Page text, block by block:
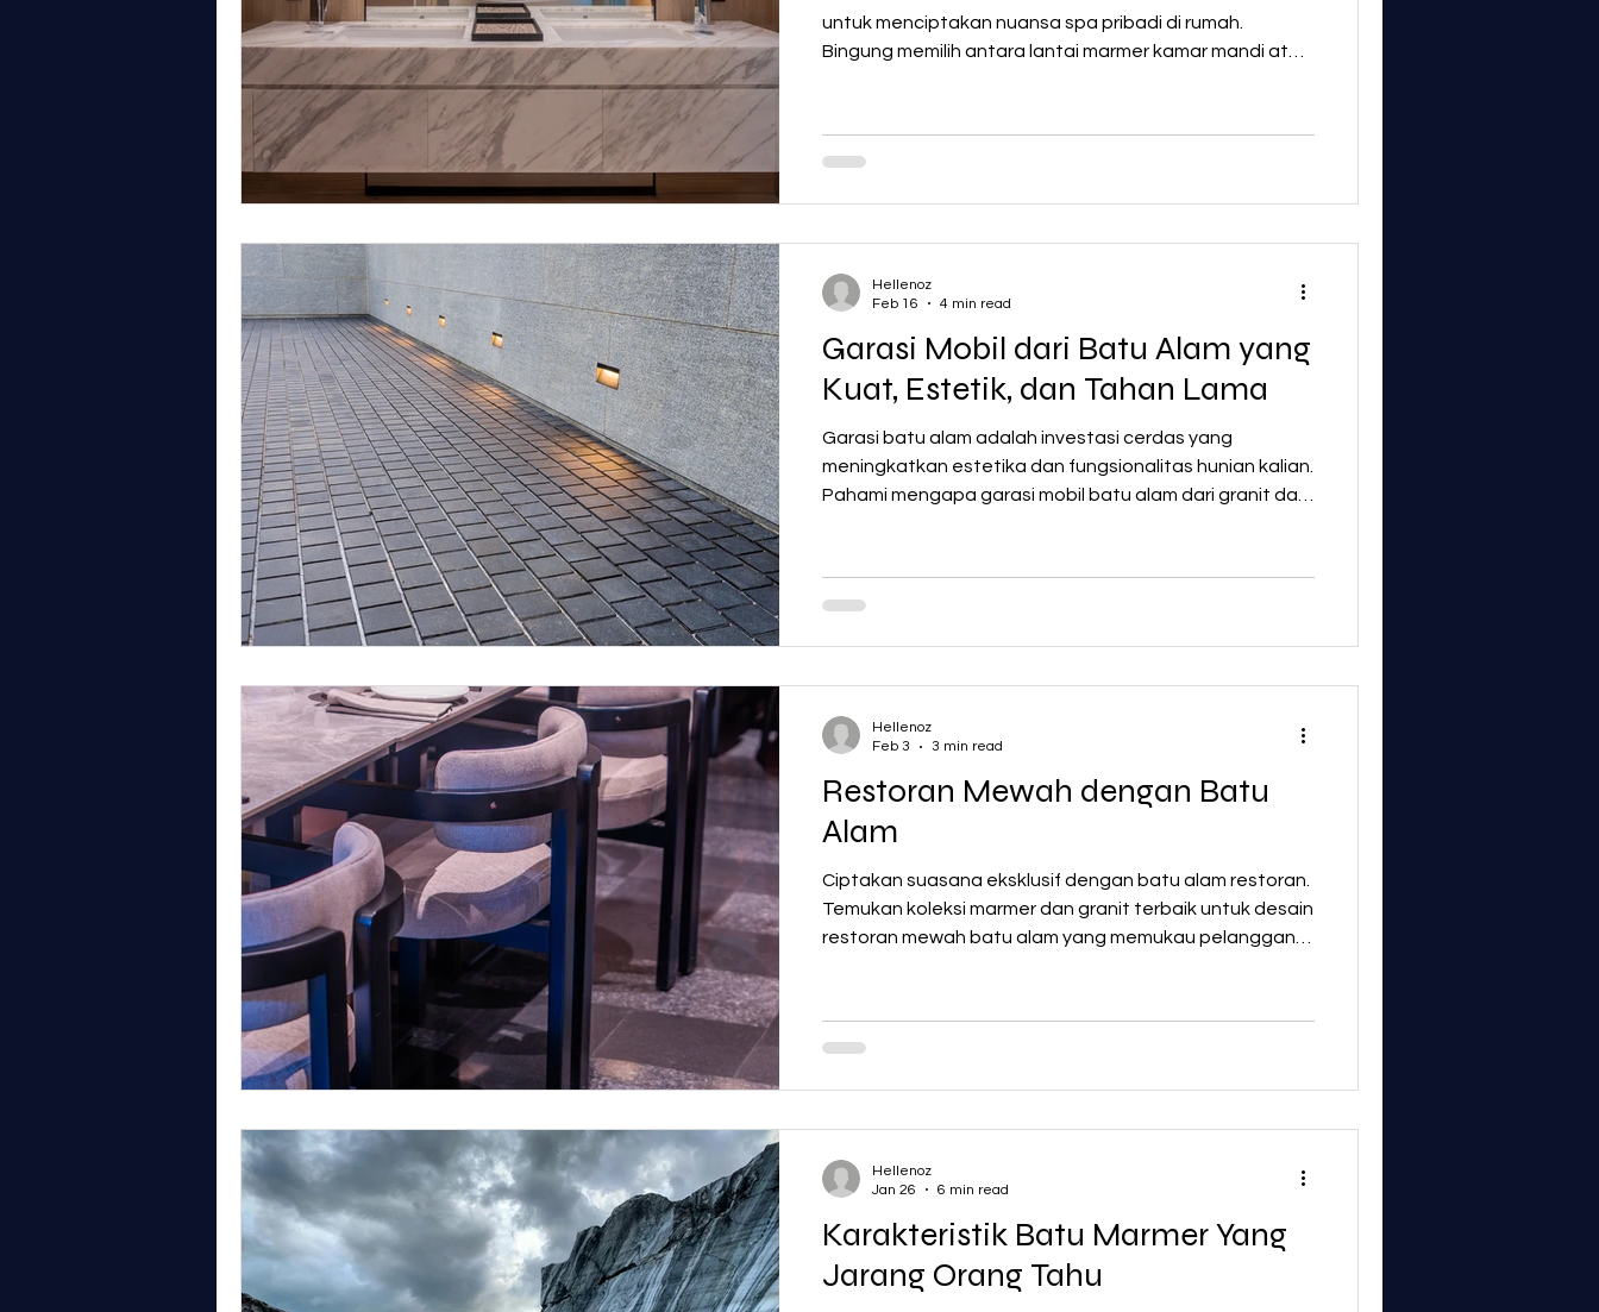
untuk menciptakan nuansa spa pribadi di rumah.
Bingung memilih antara lantai marmer kamar mandi atau
salah pilih. Merancang kamar mandi impian sering kali
bermuara pada satu pertanyaan besar: material apa
Garasi Mobil dari Batu Alam yang
Kuat, Estetik, dan Tahan Lama
Garasi batu alam adalah investasi cerdas yang
meningkatkan estetika dan fungsionalitas hunian kalian.
Pahami mengapa garasi mobil batu alam dari granit dan
Hellenoz
Feb 16
4 min read
Restoran Mewah dengan Batu
Alam
Ciptakan suasana eksklusif dengan batu alam restoran.
Temukan koleksi marmer dan granit terbaik untuk desain
restoran mewah batu alam yang memukau pelanggan
Hellenoz
Feb 3
3 min read
Karakteristik Batu Marmer Yang
Jarang Orang Tahu
Hellenoz
Jan 26
6 min read